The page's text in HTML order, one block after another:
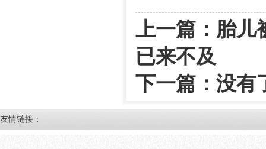
上一篇： 胎儿
已来不及
下一篇：没有
友情链接：